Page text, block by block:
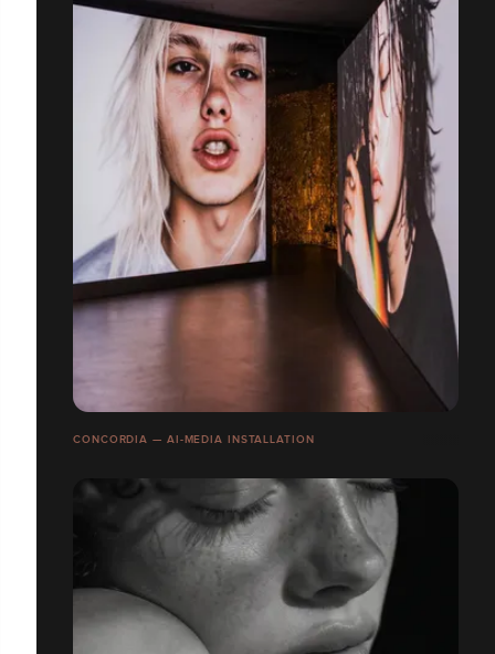
CONCORDIA — AI-MEDIA INSTALLATION